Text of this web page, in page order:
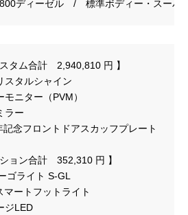
タム合計　2,940,810 円 】
スタルシャイン
ニター（PVM）
ラー
念フロントドアスカッフプレート
ョン合計　352,310 円 】
ゴライト S-GL
ートフットライト
ジLED